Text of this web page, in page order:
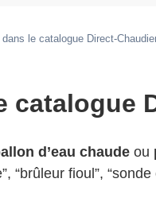
dans le catalogue Direct-
catalogue
d’eau chaude ou
“brûleur fioul”,